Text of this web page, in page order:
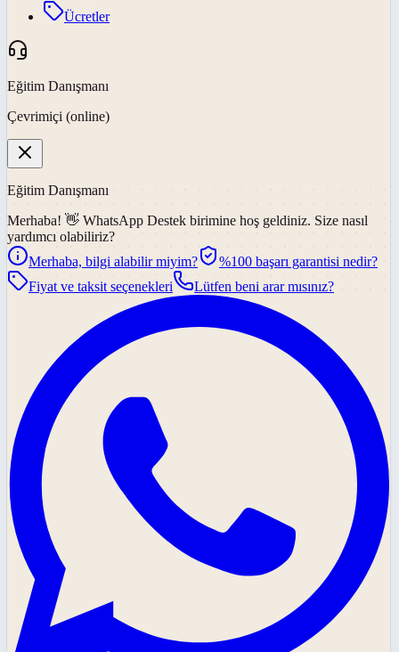
Ücretler
Eğitim Danışmanı
Çevrimiçi (online)
Eğitim Danışmanı
Merhaba! 👋 WhatsApp Destek birimine hoş geldiniz. Size nasıl
yardımcı olabiliriz?
Merhaba, bilgi alabilir miyim?
%100 başarı garantisi nedir?
Fiyat ve taksit seçenekleri
Lütfen beni arar mısınız?